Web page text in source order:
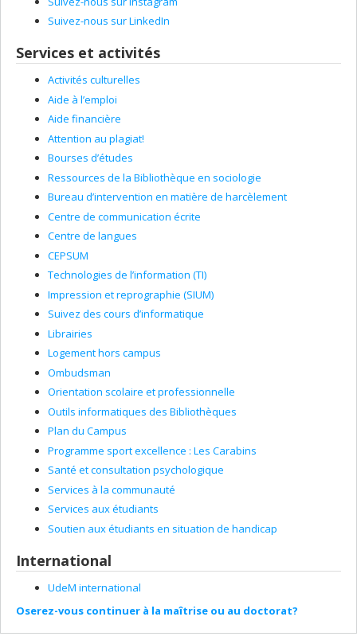
Suivez-nous sur LinkedIn
Services et activités
Activités culturelles
Aide à l’emploi
Aide financière
Attention au plagiat!
Bourses d’études
Ressources de la Bibliothèque en sociologie
Bureau d’intervention en matière de harcèlement
Centre de communication écrite
Centre de langues
CEPSUM
Technologies de l’information (TI)
Impression et reprographie (SIUM)
Suivez des cours d’informatique
Librairies
Logement hors campus
Ombudsman
Orientation scolaire et professionnelle
Outils informatiques des Bibliothèques
Plan du Campus
Programme sport excellence : Les Carabins
Santé et consultation psychologique
Services à la communauté
Services aux étudiants
Soutien aux étudiants en situation de handicap
International
UdeM international
Oserez-vous continuer à la maîtrise ou au doctorat?